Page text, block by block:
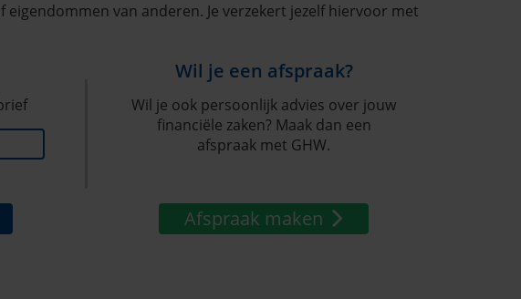
van anderen. Je verzekert jezelf hiervoor met
Wil je een afspraak?
Wil je ook persoonlijk advies over jouw
financiële zaken? Maak dan een
afspraak met GHW.
Afspraak maken